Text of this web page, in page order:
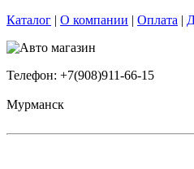
Каталог | О компании | Оплата |
Телефон: +7(908)911-66-15
Мурманск